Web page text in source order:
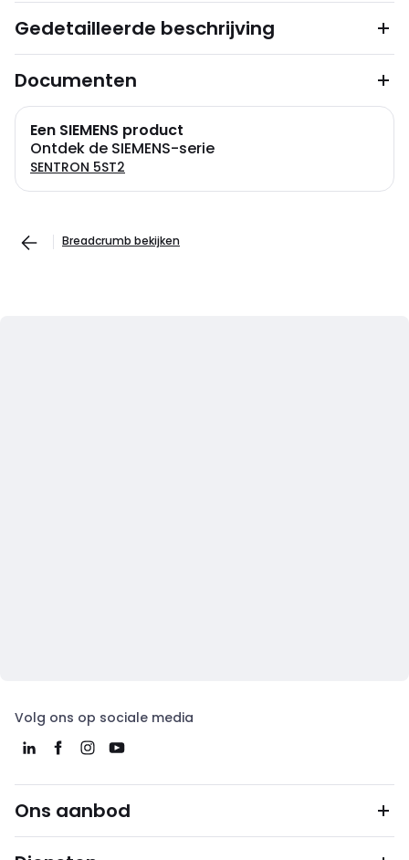
Gedetailleerde beschrijving
Documenten
Een SIEMENS product
Ontdek de SIEMENS-serie
SENTRON 5ST2
Breadcrumb bekijken
Volg ons op sociale media
Ons aanbod